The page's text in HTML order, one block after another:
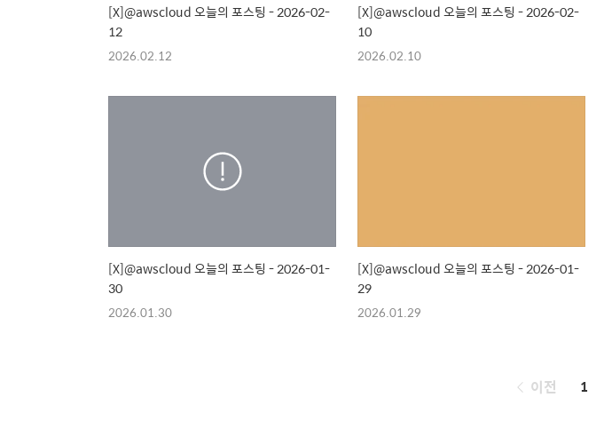
[X]@awscloud 오늘의 포스팅 - 2026-02-
12
2026.02.12
[X]@awscloud 오늘의 포스팅 - 2026-02-
10
2026.02.10
[X]@awscloud 오늘의 포스팅 - 2026-01-
30
2026.01.30
[X]@awscloud 오늘의 포스팅 - 2026-01-
29
2026.01.29
이전 1